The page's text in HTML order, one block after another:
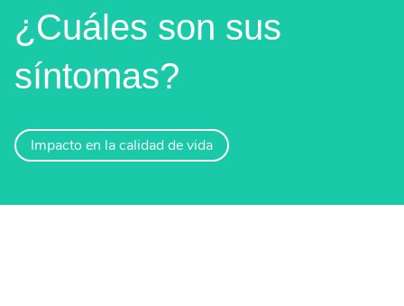
¿Cuáles son sus
síntomas?
Impacto en la calidad de vida